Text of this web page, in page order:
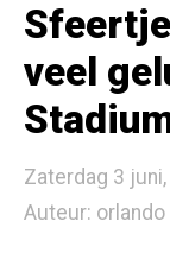
veel
Zaterdag 3
Auteur: orlando